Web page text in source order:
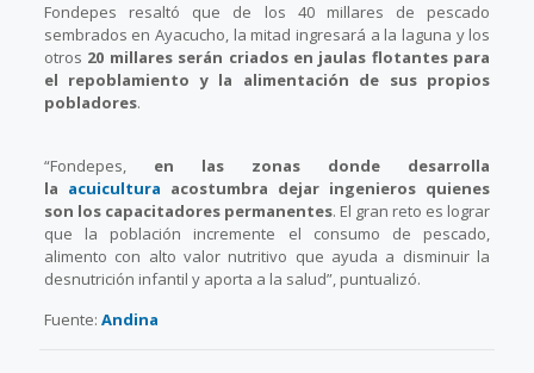
Fondepes resaltó que de los 40 millares de pescado
sembrados en Ayacucho, la mitad ingresará a la laguna y los
otros 20 millares serán criados en jaulas flotantes para
el repoblamiento y la alimentación de sus propios
pobladores.
“Fondepes, en las zonas donde desarrolla
la acuicultura acostumbra dejar ingenieros quienes
son los capacitadores permanentes. El gran reto es lograr
que la población incremente el consumo de pescado,
alimento con alto valor nutritivo que ayuda a disminuir la
desnutrición infantil y aporta a la salud”, puntualizó.
Fuente: Andina